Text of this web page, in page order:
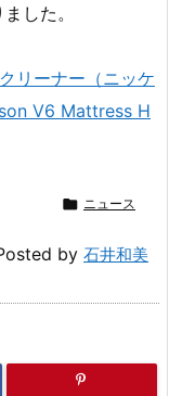
した。
リーナー（ニッケ
V6 Mattress H
 ニュース
by 石井和美